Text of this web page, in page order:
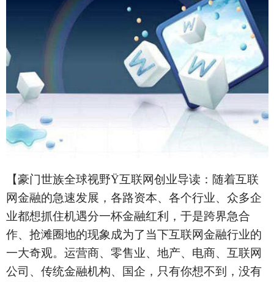
【豪门世族全球视野Ÿ互联网创业导读：随着互联
网金融的急速发展，各路资本、各个行业、众多企
业都想抓住机遇分一杯金融红利，于是跨界急合
作、抢滩圈地的现象成为了当下互联网金融行业的
一大奇观。运营商、零售业、地产、电商、互联网
公司、传统金融机构、国企，只有你想不到，没有